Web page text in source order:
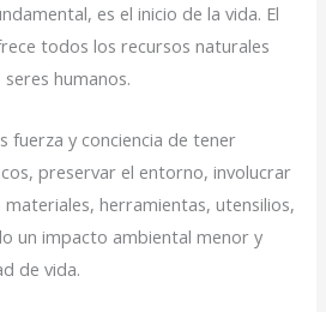
es el inicio de la vida. El
todos los recursos naturales
humanos.
fuerza y conciencia de tener
preservar el entorno, involucrar
herramientas, utensilios,
un impacto ambiental menor y
de vida.